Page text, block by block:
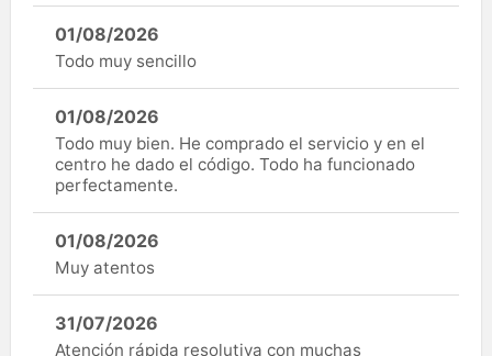
01/08/2026
Todo muy sencillo
01/08/2026
Todo muy bien. He comprado el servicio y en el
centro he dado el código. Todo ha funcionado
perfectamente.
01/08/2026
Muy atentos
31/07/2026
Atención rápida resolutiva con muchas